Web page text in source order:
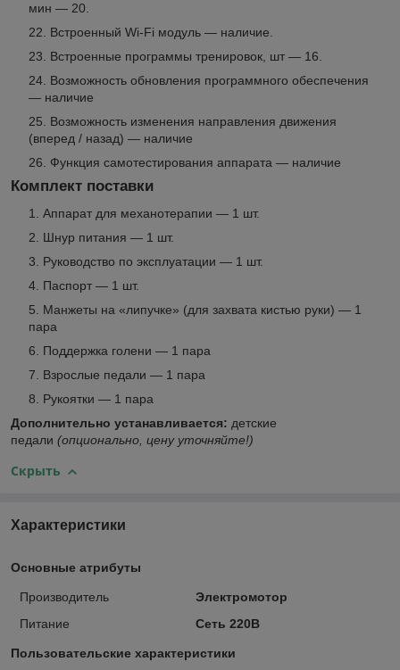
мин — 20.
Встроенный Wi-Fi модуль — наличие.
Встроенные программы тренировок, шт — 16.
Возможность обновления программного обеспечения
— наличие
Возможность изменения направления движения
(вперед / назад) — наличие
Функция самотестирования аппарата — наличие
Комплект поставки
Аппарат для механотерапии — 1 шт.
Шнур питания — 1 шт.
Руководство по эксплуатации — 1 шт.
Паспорт — 1 шт.
Манжеты на «липучке» (для захвата кистью руки) — 1
пара
Поддержка голени — 1 пара
Взрослые педали — 1 пара
Рукоятки — 1 пара
Дополнительно устанавливается: детские
педали (опционально, цену уточняйте!)
Скрыть
Характеристики
Основные атрибуты
Производитель
Электромотор
Питание
Сеть 220В
Пользовательские характеристики